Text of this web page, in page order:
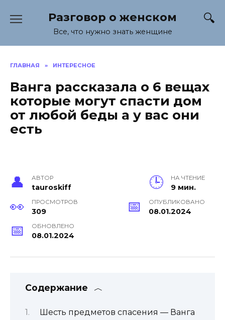
содержанию
Разговор о женском
Все, что нужно знать женщине
ГЛАВНАЯ » ИНТЕРЕСНОЕ
Ванга рассказала о 6 вещах
которые могут спасти дом
от любой беды а у вас они
есть
АВТОР
tauroskiff
НА ЧТЕНИЕ
9 мин.
ПРОСМОТРОВ
309
ОПУБЛИКОВАНО
08.01.2024
ОБНОВЛЕНО
08.01.2024
Содержание
Шесть предметов спасения — Ванга